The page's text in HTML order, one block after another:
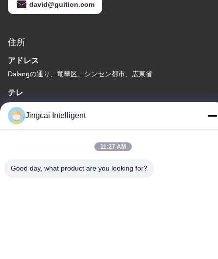
david@guition.com
住所
アドレス
Dalangの通り、竜華区、シンセン都市、広東省
テレ
18665866730-18665866730
プライバシーポリシー |
地図
Jingcai Intelligent
11:27 AM
Good day, what product are you looking for?